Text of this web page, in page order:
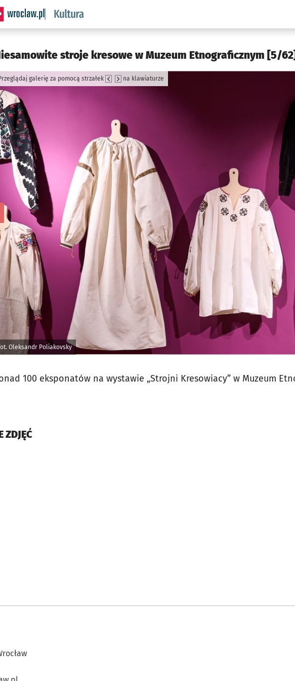
informacyjny wroclaw.pl podserwis: Kultura
stroje kresowe w Muzeum Etnograficznym [5/62]
Oleksandr Poliakovsky
galerię za pomocą strzałek na klawiaturze
do poprzedniego zdjęcia.
100 eksponatów na wystawie „Strojni Kresowiacy” w Muzeum
ZDJĘĆ